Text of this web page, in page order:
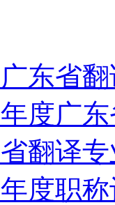
广东省
年度广
翻译
年度职